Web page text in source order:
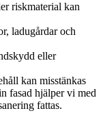
riskmaterial kan
ladugårdar och
eller
kan misstänkas
fasad hjälper vi med
fattas.